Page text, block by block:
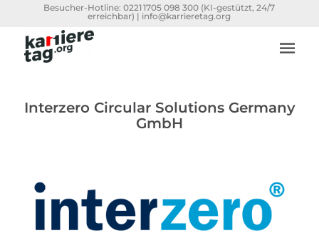
Besucher-Hotline:0221 1705 098 300 (KI-gestützt, 24/7
erreichbar) | info@karrieretag.org
Interzero Circular Solutions Germany
GmbH